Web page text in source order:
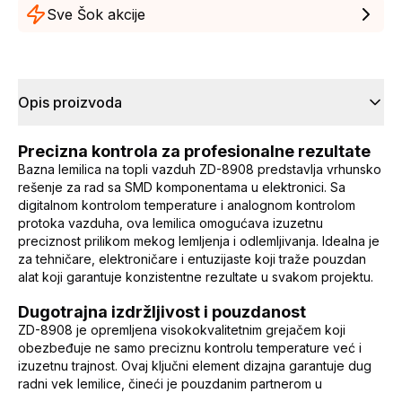
Sve Šok akcije
Opis proizvoda
Precizna kontrola za profesionalne rezultate
Bazna lemilica na topli vazduh ZD-8908 predstavlja vrhunsko
rešenje za rad sa SMD komponentama u elektronici. Sa
digitalnom kontrolom temperature i analognom kontrolom
protoka vazduha, ova lemilica omogućava izuzetnu
preciznost prilikom mekog lemljenja i odlemljivanja. Idealna je
za tehničare, elektroničare i entuzijaste koji traže pouzdan
alat koji garantuje konzistentne rezultate u svakom projektu.
Dugotrajna izdržljivost i pouzdanost
ZD-8908 je opremljena visokokvalitetnim grejačem koji
obezbeđuje ne samo preciznu kontrolu temperature već i
izuzetnu trajnost. Ovaj ključni element dizajna garantuje dug
radni vek lemilice, čineći je pouzdanim partnerom u